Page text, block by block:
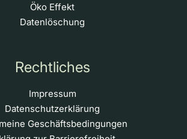
Öko Effekt
Datenlöschung
Rechtliches
Impressum
Datenschutzerklärung
Geschäftsbedingungen